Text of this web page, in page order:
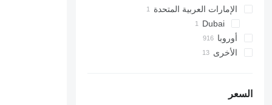
Vito
الإمارات العربية المتحدة
Dubai
أوروبا
رومانيا
الأخرى
السعر